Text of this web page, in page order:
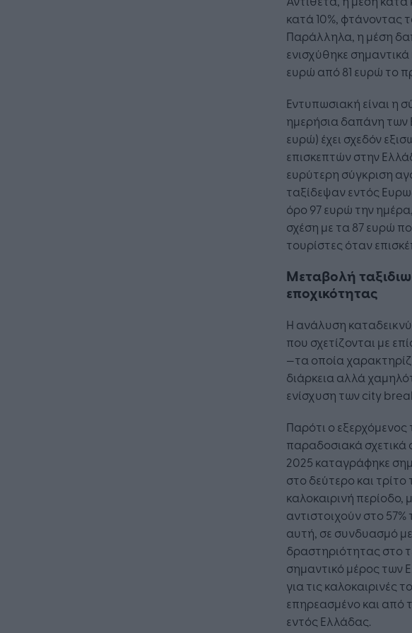
κατά 10%, φτάνοντας
Παράλληλα, η μέση
ενισχύθηκε
ευρώ από 81 ευρώ το
Εντυπωσιακή είναι η
ημερήσια δαπάνη
ευρώ) έχει σχεδόν
επισκεπτών στην
ευρύτερη σύγκριση
ταξίδεψαν εντός
όρο 97 ευρώ την
σχέση με τα 87 ευρώ
τουρίστες όταν
Μεταβολή
εποχικότητας
Η ανάλυση
που σχετίζονται με
—τα οποία
διάρκεια αλλά
ενίσχυση των city
Παρότι ο εξερχόμενος
παραδοσιακά
2025 καταγράφηκε
στο δεύτερο και
καλοκαιρινή περίοδο,
αντιστοιχούν στο
αυτή, σε συνδυασμό
δραστηριότητας στο
σημαντικό μέρος των
για τις καλοκαιρινές
επηρεασμένο και από
εντός Ελλάδας.